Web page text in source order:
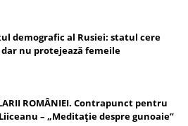
demografic al Rusiei: statul cere
nu protejează femeile
ROMÂNIEI. Contrapunct pentru
– „Meditație despre gunoaie”